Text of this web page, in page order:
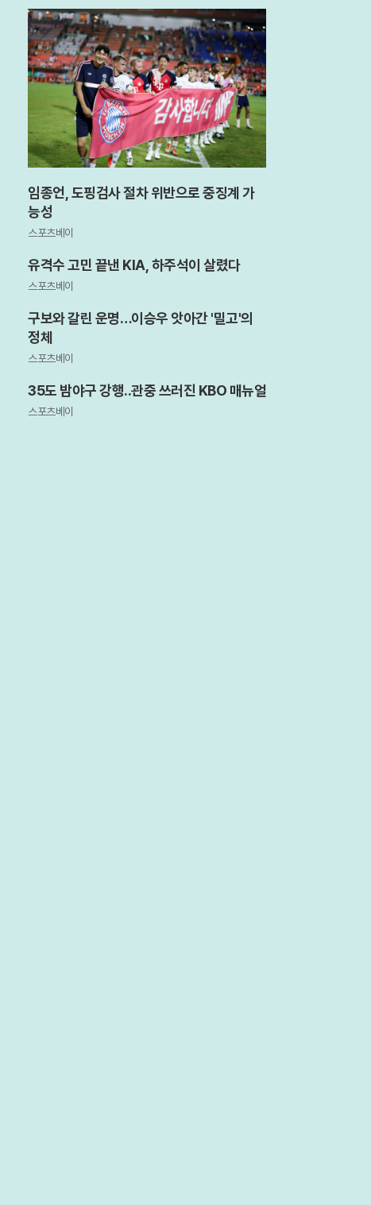
임종언, 도핑검사 절차 위반으로 중징계 가
능성
스포츠베이
유격수 고민 끝낸 KIA, 하주석이 살렸다
스포츠베이
구보와 갈린 운명…이승우 앗아간 '밀고'의
정체
스포츠베이
35도 밤야구 강행..관중 쓰러진 KBO 매뉴얼
스포츠베이